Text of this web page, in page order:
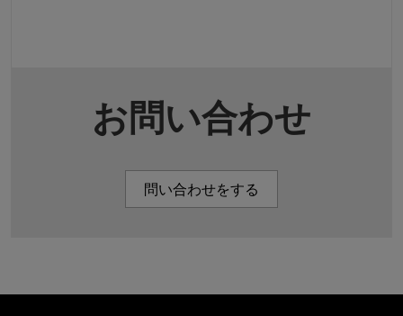
お問い合わせ
問い合わせをする